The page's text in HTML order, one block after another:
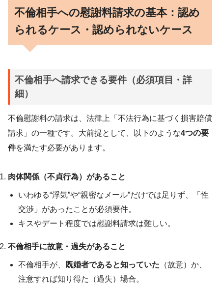
不倫相手への慰謝料請求の基本：認め
られるケース・認められないケース
不倫相手へ請求できる要件（必須項目・詳
細）
不倫慰謝料の請求は、法律上「不法行為に基づく損害賠償
請求」の一種です。大前提として、以下のような4つの要
件を満たす必要があります。
肉体関係（不貞行為）があること
いわゆる“浮気”や“親密なメール”だけでは足りず、「性
交渉」があったことが必須要件。
キスやデート程度では慰謝料請求は難しい。
不倫相手に故意・過失があること
不倫相手が、 既婚者であると知っていた （故意）か、
注意すれば知り得た（過失）場合。